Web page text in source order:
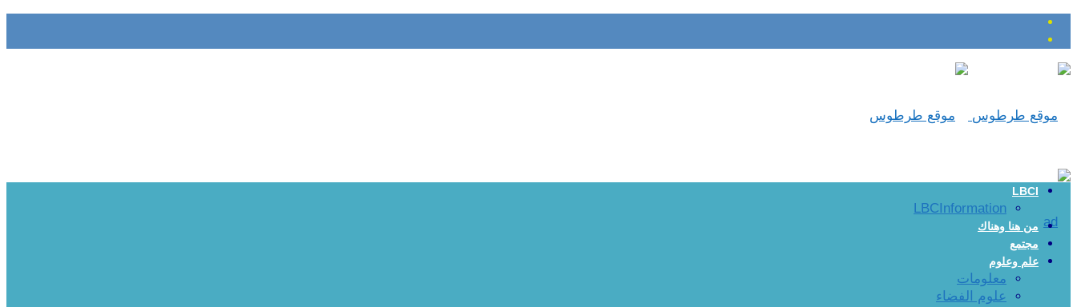
LBCI
LBCInformation
من هنا وهناك
مجتمع
علم وعلوم
معلومات
علوم الفضاء